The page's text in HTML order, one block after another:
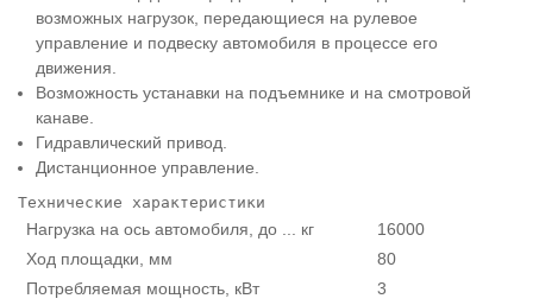
возможных нагрузок, передающиеся на рулевое
управление и подвеску автомобиля в процессе его
движения.
Возможность устанавки на подъемнике и на смотровой
канаве.
Гидравлический привод.
Дистанционное управление.
Технические характеристики
Нагрузка на ось автомобиля, до ... кг
16000
Ход площадки, мм
80
Потребляемая мощность, кВт
3